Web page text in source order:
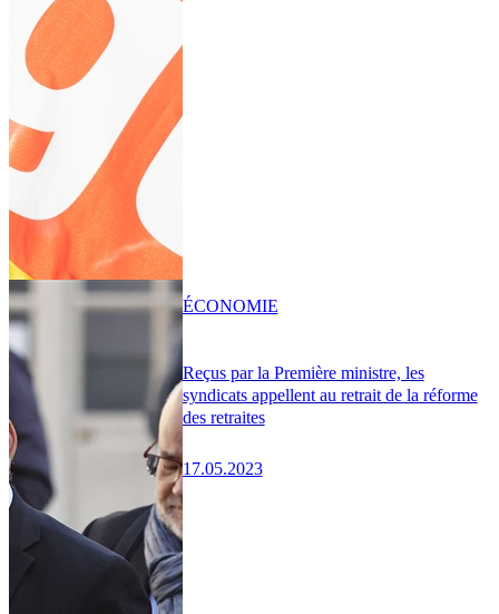
Reçus par la Première ministre, les
syndicats appellent au retrait de la réforme
des retraites
17.05.2023
ÉCONOMIE